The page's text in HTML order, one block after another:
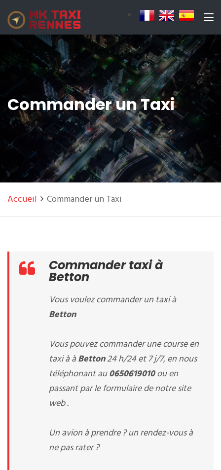
Commander un Taxi
Accueil Commander un Taxi
Commander taxi à
Betton
Vous voulez commander un taxi à
Betton
Vous pouvez commander une course en
taxi à àBetton24 h/24 et 7 j/7, en nous
téléphonant au0650619010ou en
passant par le formulaire de notre site
web .
Un avion à prendre ? un rendez-vous à
ne pas rater ?